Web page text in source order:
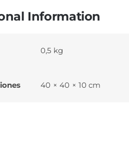
Information
0,5 kg
40 × 40 × 10 cm